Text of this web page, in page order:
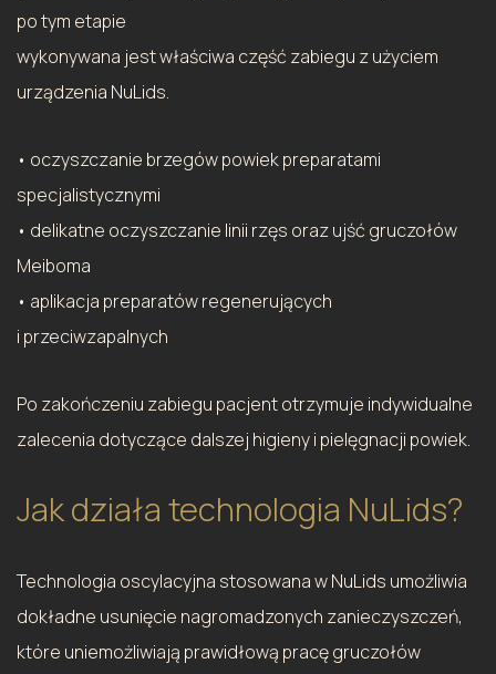
po tym etapie
wykonywana jest właściwa część zabiegu z użyciem
urządzenia NuLids.
• oczyszczanie brzegów powiek preparatami
specjalistycznymi
• delikatne oczyszczanie linii rzęs oraz ujść gruczołów
Meiboma
• aplikacja preparatów regenerujących
i przeciwzapalnych
Po zakończeniu zabiegu pacjent otrzymuje indywidualne
zalecenia dotyczące dalszej higieny i pielęgnacji powiek.
Jak działa technologia NuLids?
Technologia oscylacyjna stosowana w NuLids umożliwia
dokładne usunięcie nagromadzonych zanieczyszczeń,
które uniemożliwiają prawidłową pracę gruczołów